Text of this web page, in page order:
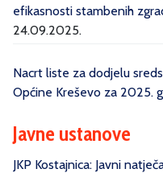
efikasnosti stambenih
24.09.2025.
Nacrt liste za dodjelu
Općine Kreševo za 2025.
Javne ustanove
JKP Kostajnica: Javni